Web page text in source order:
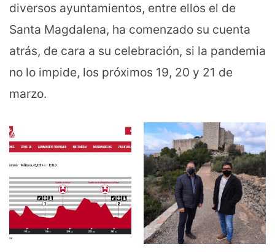
diversos ayuntamientos, entre ellos el de
Santa Magdalena, ha comenzado su cuenta
atrás, de cara a su celebración, si la pandemia
no lo impide, los próximos 19, 20 y 21 de
marzo.